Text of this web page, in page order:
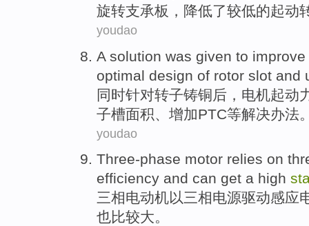
旋转支承板 ， 降低了较低的起动
youdao
A solution was given to improve
optimal design of rotor slot and
同时针对转子铸铜后，电机起动
子槽面积、 增加PTC等解决办法
youdao
Three-phase motor relies on
efficiency and can get a high
三相电动机以三相电源驱动感应
也比较大。